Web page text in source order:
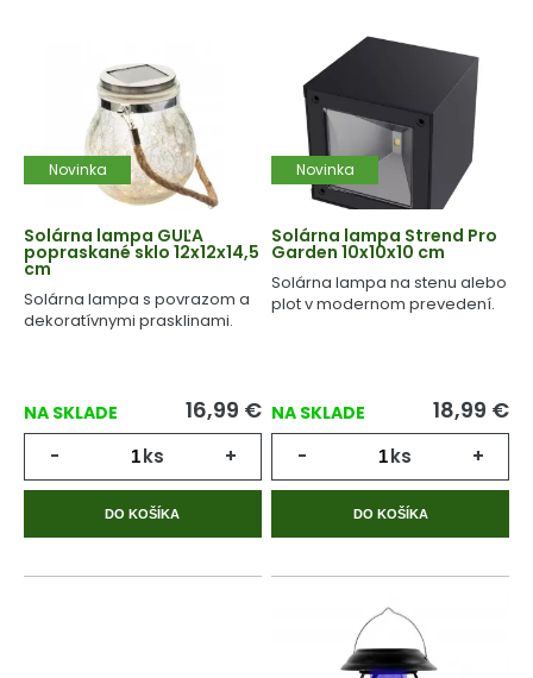
Novinka
Solárna lampa GUĽA
popraskané sklo 12x12x14,5
cm
Solárna lampa s povrazom a
dekoratívnymi prasklinami.
NA SKLADE 16,99 €
- ks +
DO KOŠÍKA
Novinka
Solárna lampa Strend Pro
Garden 10x10x10 cm
Solárna lampa na stenu alebo
plot v modernom prevedení.
NA SKLADE 18,99 €
- ks +
DO KOŠÍKA